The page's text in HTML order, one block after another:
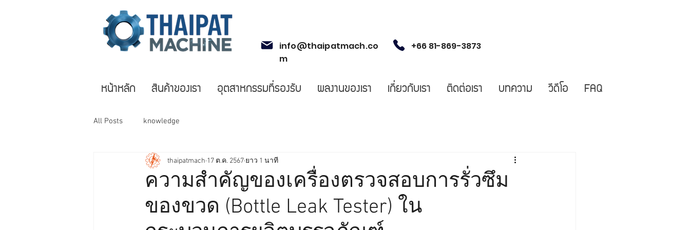
info@thaipatmach.co
m
+66 81-869-3873
หน้าหลัก สินค้าของเรา อุตสาหกรรมที่รองรับ ผลงานของเรา เกี่ยวกับเรา ติดต่อเรา บทความ วีดีโอ FAQ
All Posts knowledge
ความสำคัญของเครื่องตรวจสอบการรั่วซึม
ของขวด (Bottle Leak Tester) ใน
thaipatmach 17 ต.ค. 2567 ยาว 1 นาที